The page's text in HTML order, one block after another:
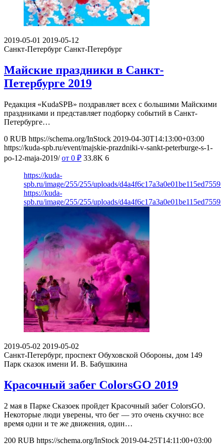
2019-05-01 2019-05-12
Санкт-Петербург Санкт-Петербург
Майские праздники в Санкт-
Петербурге 2019
Редакция «KudaSPB» поздравляет всех с большими Майскими
праздниками и представляет подборку событий в Санкт-
Петербурге…
0 RUB https://schema.org/InStock 2019-04-30T14:13:00+03:00
https://kuda-spb.ru/event/majskie-prazdniki-v-sankt-peterburge-s-1-
po-12-maja-2019/ от 0 ₽ 33.8K 6
https://kuda-
spb.ru/image/255/255/uploads/
https://kuda-
spb.ru/image/255/255/uploads/
2019-05-02 2019-05-02
Санкт-Петербург, проспект Обуховской Обороны, дом 149
Парк сказок имени И. В. Бабушкина
Красочный забег ColorsGO 2019
2 мая в Парке Сказоек пройдет Красочный забег ColorsGO.
Некоторые люди уверены, что бег — это очень скучно: все
время одни и те же движения, один…
200 RUB https://schema.org/InStock 2019-04-25T14:11:00+03:00